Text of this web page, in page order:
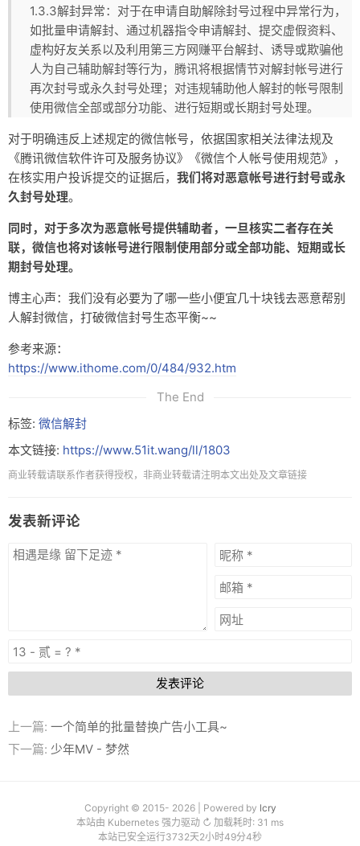
1.3.3解封异常：对于在申请自助解除封号过程中异常行为，
如批量申请解封、通过机器指令申请解封、提交虚假资料、
虚构好友关系以及利用第三方网赚平台解封、诱导或欺骗他
人为自己辅助解封等行为，腾讯将根据情节对解封帐号进行
再次封号或永久封号处理；对违规辅助他人解封的帐号限制
使用微信全部或部分功能、进行短期或长期封号处理。
对于明确违反上述规定的微信帐号，依据国家相关法律法规及
《腾讯微信软件许可及服务协议》《微信个人帐号使用规范》，
在核实用户投诉提交的证据后， 我们将对恶意帐号进行封号或永
久封号处理。
同时，对于多次为恶意帐号提供辅助者，一旦核实二者存在关
联，微信也将对该帐号进行限制使用部分或全部功能、短期或长
期封号处理。
博主心声：我们没有必要为了哪一些小便宜几十块钱去恶意帮别
人解封微信，打破微信封号生态平衡~~
参考来源：
https://www.ithome.com/0/484/932.htm
The End
标签: 微信解封
本文链接: https://www.51it.wang/ll/1803
商业转载请联系作者获得授权，非商业转载请注明本文出处及文章链接
发表新评论
发表评论
上一篇: 一个简单的批量替换广告小工具~
下一篇: 少年MV - 梦然
Copyright © 2015- 2026 | Powered by lcry
本站由 Kubernetes 强力驱动 ↻ 加载耗时: 31 ms
本站已安全运行3732天2小时49分4秒